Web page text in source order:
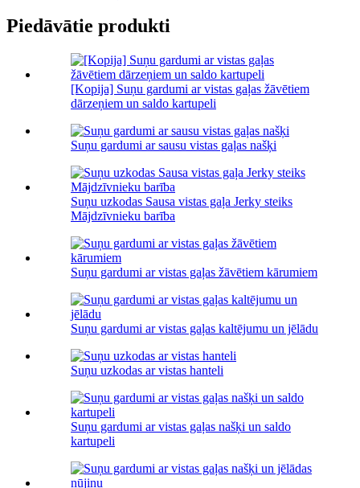
Piedāvātie produkti
[Kopija] Suņu gardumi ar vistas gaļas žāvētiem
dārzeņiem un saldo kartupeli
Suņu gardumi ar sausu vistas gaļas našķi
Suņu uzkodas Sausa vistas gaļa Jerky steiks
Mājdzīvnieku barība
Suņu gardumi ar vistas gaļas žāvētiem kārumiem
Suņu gardumi ar vistas gaļas kaltējumu un jēlādu
Suņu uzkodas ar vistas hanteli
Suņu gardumi ar vistas gaļas našķi un saldo
kartupeli